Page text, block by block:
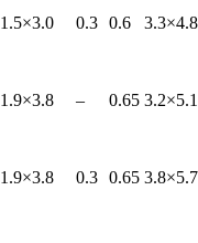
1.5×3.0 0.3 0.6 3.3×4.8
1.9×3.8 – 0.65 3.2×5.1
1.9×3.8 0.3 0.65 3.8×5.7